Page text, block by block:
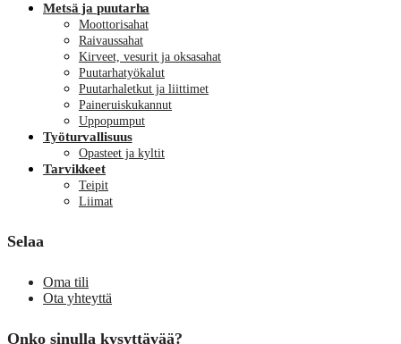
Metsä ja puutarha
Moottorisahat
Raivaussahat
Kirveet, vesurit ja oksasahat
Puutarhatyökalut
Puutarhaletkut ja liittimet
Paineruiskukannut
Uppopumput
Työturvallisuus
Opasteet ja kyltit
Tarvikkeet
Teipit
Liimat
Selaa
Oma tili
Ota yhteyttä
Onko sinulla kysyttävää?